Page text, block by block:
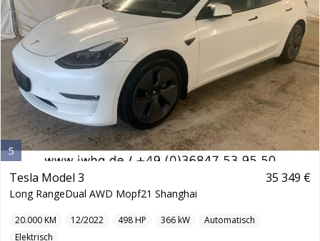
5
Tesla Model 3
Long RangeDual AWD Mopf21 Shanghai
35 349 €
20.000KM 12/2022 498HP 366kW
Automatisch
Elektrisch